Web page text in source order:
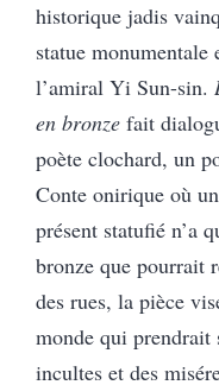
historique jadis
statue
l’amiral Yi Sun-sin.
en bronze fait
poète clochard, un
Conte onirique où
présent statufié n’a
bronze que pourrait
des rues, la pièce
monde qui prendrait
incultes et des